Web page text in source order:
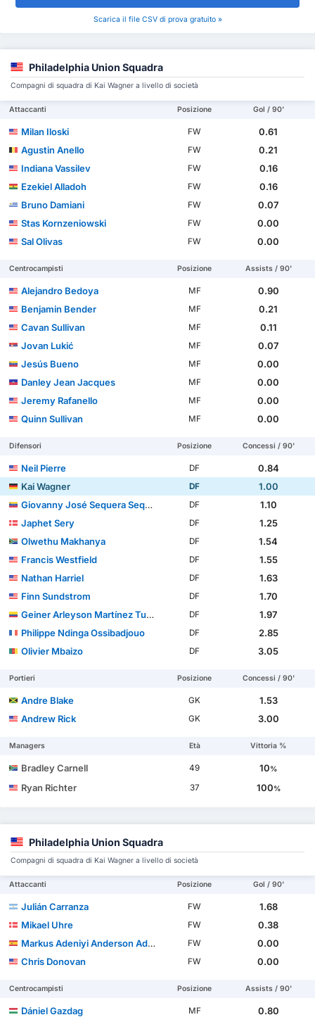
Scarica il file CSV di prova gratuito »
Philadelphia Union Squadra
Compagni di squadra di Kai Wagner a livello di società
Attaccanti Posizione Gol / 90'
Milan Iloski FW
0.61
Agustin Anello
FW
0.21
Indiana Vassilev
FW
0.16
Ezekiel Alladoh
FW
0.16
Bruno Damiani
FW
0.07
Stas Kornzeniowski
FW
0.00
Sal Olivas
FW 0.00
Centrocampisti Posizione Assists / 90'
Alejandro Bedoya MF
0.90
Benjamin Bender
MF
0.21
Cavan Sullivan
MF
0.11
Jovan Lukić
MF
0.07
Jesús Bueno
MF
0.00
Danley Jean Jacques
MF
0.00
Jeremy Rafanello
MF
0.00
Quinn Sullivan
MF 0.00
Difensori Posizione Concessi / 90'
Neil Pierre DF
0.84
Kai Wagner
DF
1.00
Giovanny José Sequera Sequera
DF
1.10
Japhet Sery
DF
1.25
Olwethu Makhanya
DF
1.54
Francis Westfield
DF
1.55
Nathan Harriel
DF
1.63
Finn Sundstrom
DF
1.70
Geiner Arleyson Martínez Turner
DF
1.97
Philippe Ndinga Ossibadjouo
DF
2.85
Olivier Mbaizo
DF 3.05
Portieri Posizione Concessi / 90'
Andre Blake GK
1.53
Andrew Rick
GK 3.00
Managers Età Vittoria %
Bradley Carnell 49 10%
Ryan Richter 37 100%
Philadelphia Union Squadra
Compagni di squadra di Kai Wagner a livello di società
Attaccanti Posizione Gol / 90'
Julián Carranza FW
1.68
Mikael Uhre
FW
0.38
Markus Adeniyi Anderson Adedeji
FW
0.00
Chris Donovan
FW 0.00
Centrocampisti Posizione Assists / 90'
Dániel Gazdag MF
0.80